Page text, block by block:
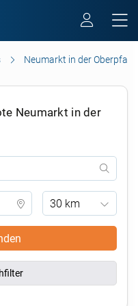
Neumarkt in der Oberpfalz
Neumarkt in der
30 km